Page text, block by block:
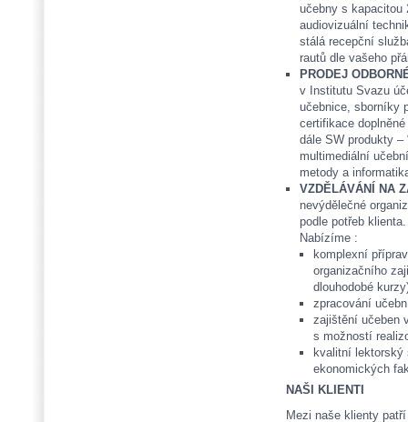
učebny s kapacitou
audiovizuální
stálá recepční
rautů dle vašeho
PRODEJ
v Institutu Svazu
učebnice, sborníky
certifikace
dále SW produkty –
multimediální
metody a
VZDĚLÁVÁNÍ NA
nevýdělečné
podle potřeb klienta.
Nabízíme :
komplexní
organizačního
dlouhodobé
zpracování
zajištění učeben
s možností
kvalitní lektorský
ekonomických
NAŠI KLIENTI
Mezi naše klienty